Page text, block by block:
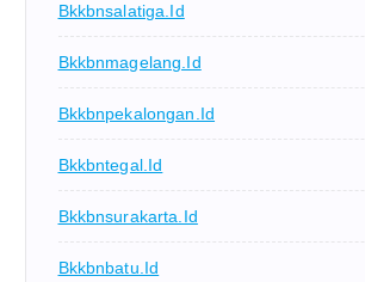
Bkkbnsalatiga.id
Bkkbnmagelang.id
Bkkbnpekalongan.id
Bkkbntegal.id
Bkkbnsurakarta.id
Bkkbnbatu.id